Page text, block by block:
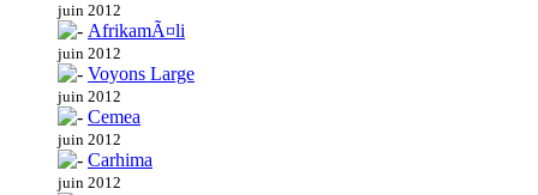
juin 2012
AfrikamÃ¤li
juin 2012
Voyons Large
juin 2012
Cemea
juin 2012
Carhima
juin 2012